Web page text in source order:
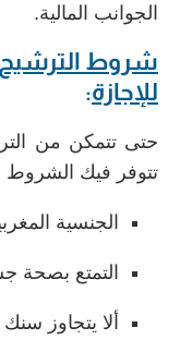
الجوانب المالية.
للإجازة:
حتى تتمكن من
تتوفر فيك الشروط
الجنسية
التمتع بصحة
ألا يتجاوز سنك 25 سنة عند تاريخ إيداع الملف.